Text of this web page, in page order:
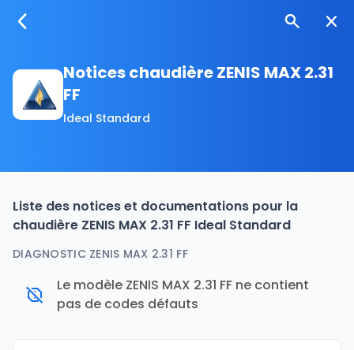
Notices chaudière ZENIS MAX 2.31
FF
Ideal Standard
Liste des notices et documentations pour la
chaudière ZENIS MAX 2.31 FF Ideal Standard
DIAGNOSTIC ZENIS MAX 2.31 FF
Le modèle ZENIS MAX 2.31 FF ne contient
pas de codes défauts